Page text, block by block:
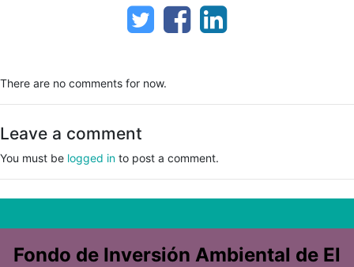
There are no comments for now.
Leave a comment
You must be logged in to post a comment.
Fondo de Inversión Ambiental de El